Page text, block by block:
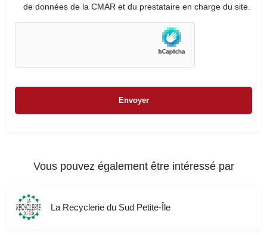
de données de la CMAR et du prestataire en charge du site.
Vous pouvez également être intéressé par
La Recyclerie du Sud Petite-Île